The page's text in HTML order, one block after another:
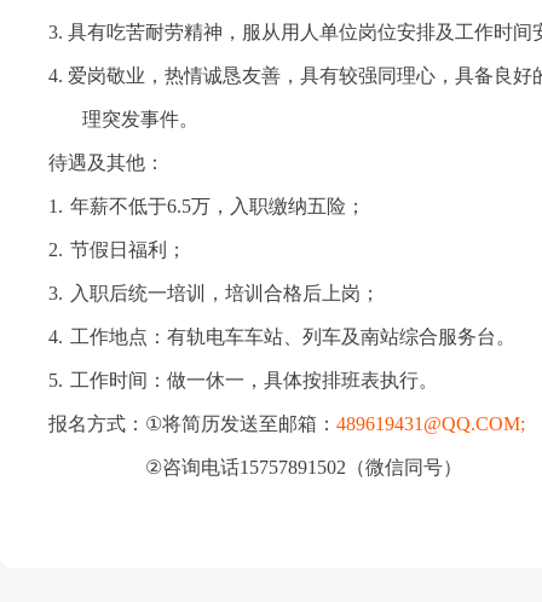
3. 具有吃苦耐劳精神，服从用人单位岗位安排及工作时间
4. 爱岗敬业，热情诚恳友善，具有较强同理心，具备良
理突发事件。
待遇及其他：
1. 年薪不低于6.5万，入职缴纳五险；
2. 节假日福利；
3. 入职后统一培训，培训合格后上岗；
4. 工作地点：有轨电车车站、列车及南站综合服务台。
5. 工作时间：做一休一，具体按排班表执行。
报名方式： ①将简历发送至邮箱： 489619431@QQ.COM;
②咨询电话15757891502 （微信同号）